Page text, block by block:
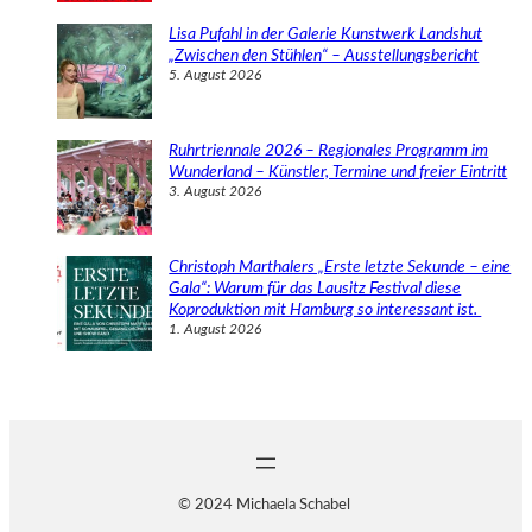
Lisa Pufahl in der Galerie Kunstwerk Landshut
„Zwischen den Stühlen“ – Ausstellungsbericht
5. August 2026
Ruhrtriennale 2026 – Regionales Programm im
Wunderland – Künstler, Termine und freier Eintritt
3. August 2026
Christoph Marthalers „Erste letzte Sekunde – eine
Gala“: Warum für das Lausitz Festival diese
Koproduktion mit Hamburg so interessant ist.
1. August 2026
© 2024 Michaela Schabel